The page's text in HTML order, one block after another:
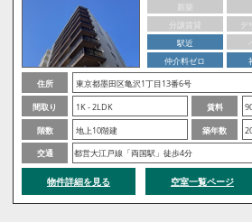
新築
分譲賃貸
デ
駅近
仲介料ゼロ
住所
東京都墨田区亀沢1丁目13番6号
間取り
1K - 2LDK 賃料
階数
地上10階建 築年数
交通
都営大江戸線「両国駅」徒歩4分
物件詳細を見る 空室一覧ページ